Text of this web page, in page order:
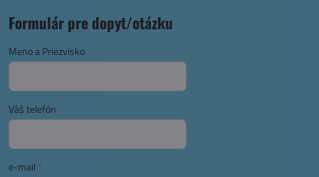
Formulár pre dopyt/otázku
Meno a Priezvisko
Váš telefón
e-mail *